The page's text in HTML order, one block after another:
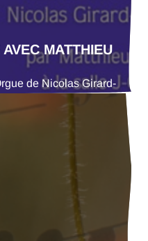
MATTHIEU
de Nicolas Girard-
et l’Adda du Gers
gratuit pour ados et